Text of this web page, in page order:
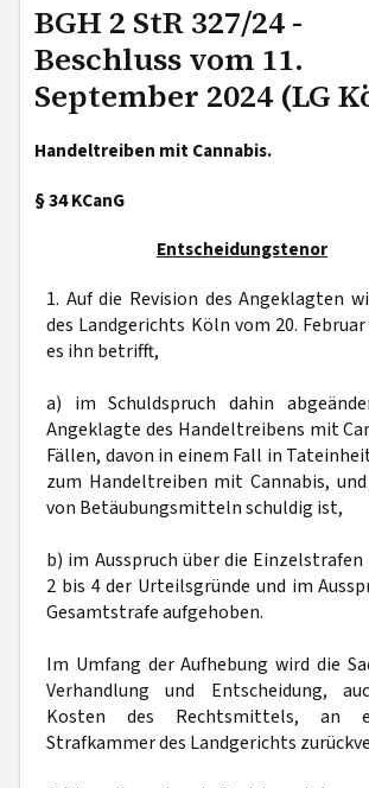
BGH 2 StR 327/24 -
Beschluss vom 11.
September 2024 (LG
Handeltreiben mit Cannabis.
§ 34 KCanG
Entscheidungstenor
1. Auf die Revision des Angeklagten
des Landgerichts Köln vom 20.
es ihn betrifft,
a) im Schuldspruch dahin
Angeklagte des Handeltreibens mit
Fällen, davon in einem Fall in
zum Handeltreiben mit Cannabis,
von Betäubungsmitteln schuldig ist,
b) im Ausspruch über die Einzelstrafen
2 bis 4 der Urteilsgründe und im
Gesamtstrafe aufgehoben.
Im Umfang der Aufhebung wird die
Verhandlung und Entscheidung,
Kosten des Rechtsmittels, an
Strafkammer des Landgerichts